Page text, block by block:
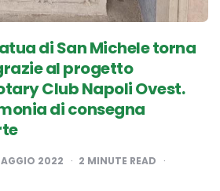
di San Michele torna
al progetto
Club Napoli Ovest.
di consegna
2022 2 MINUTE READ